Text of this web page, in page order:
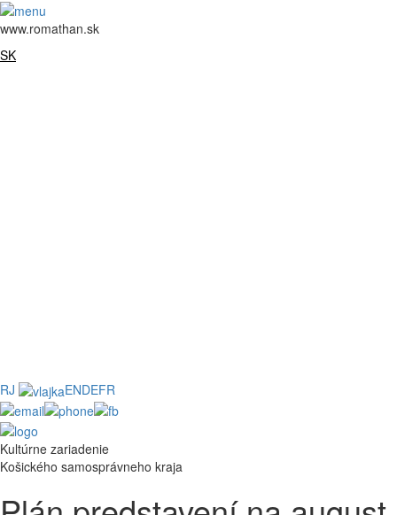
www.romathan.sk
SK
RJ ENDEFR
Kultúrne zariadenie
Košického samosprávneho kraja